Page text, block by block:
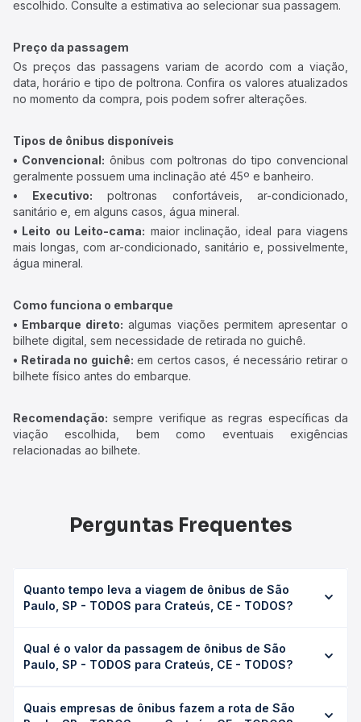
escolhido. Consulte a estimativa ao selecionar sua passagem.
Preço da passagem
Os preços das passagens variam de acordo com a viação,
data, horário e tipo de poltrona. Confira os valores atualizados
no momento da compra, pois podem sofrer alterações.
Tipos de ônibus disponíveis
• Convencional: ônibus com poltronas do tipo convencional
geralmente possuem uma inclinação até 45º e banheiro.
• Executivo: poltronas confortáveis, ar-condicionado,
sanitário e, em alguns casos, água mineral.
• Leito ou Leito-cama: maior inclinação, ideal para viagens
mais longas, com ar-condicionado, sanitário e, possivelmente,
água mineral.
Como funciona o embarque
• Embarque direto: algumas viações permitem apresentar o
bilhete digital, sem necessidade de retirada no guichê.
• Retirada no guichê: em certos casos, é necessário retirar o
bilhete físico antes do embarque.
Recomendação: sempre verifique as regras específicas da
viação escolhida, bem como eventuais exigências
relacionadas ao bilhete.
Perguntas Frequentes
Quanto tempo leva a viagem de ônibus de São
Paulo, SP - TODOS para Crateús, CE - TODOS?
Crateús, CE - TODOS leva em média 54h 26min, podendo
variar conforme a viação, o tipo de serviço (convencional,
duração exata de cada opção na data desejada.
Qual é o valor da passagem de ônibus de São
Paulo, SP - TODOS para Crateús, CE - TODOS?
TODOS para Crateús, CE - TODOS custa em média R$
Quais empresas de ônibus fazem a rota de São